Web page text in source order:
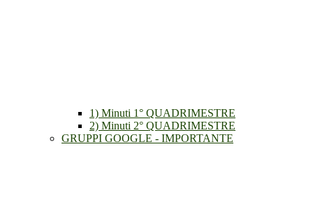
1) Minuti 1° QUADRIMESTRE
2) Minuti 2° QUADRIMESTRE
GRUPPI GOOGLE - IMPORTANTE